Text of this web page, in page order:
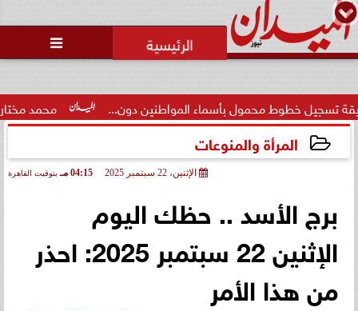

محمد مختار جمعة: بدل البطالة المواطنين دون...
المرأة والمنوعات
الإثنين، 22 سبتمبر 2025 04:15 مـ بتوقيت القاهرة
برج الأسد .. حظك اليوم
الإثنين 22 سبتمبر 2025: احذر
من هذا الأمر
حالة غليان في نادي الشيخ زايد:
اتهامات للجنة المؤقتة بـ ”التواطؤ”